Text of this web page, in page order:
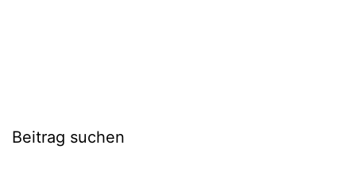
Beitrag suchen